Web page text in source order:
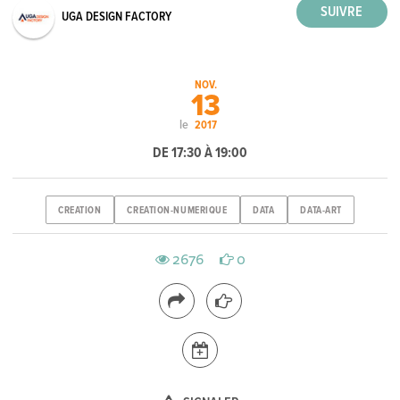
UGA DESIGN FACTORY
le
NOV.
13
2017
DE 17:30 À 19:00
CREATION CREATION-NUMERIQUE DATA DATA-ART
2676 0